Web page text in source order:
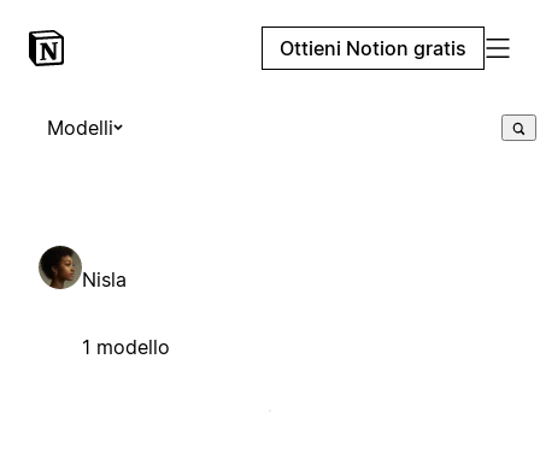
Ottieni Notion gratis
Modelli
Nisla
1 modello